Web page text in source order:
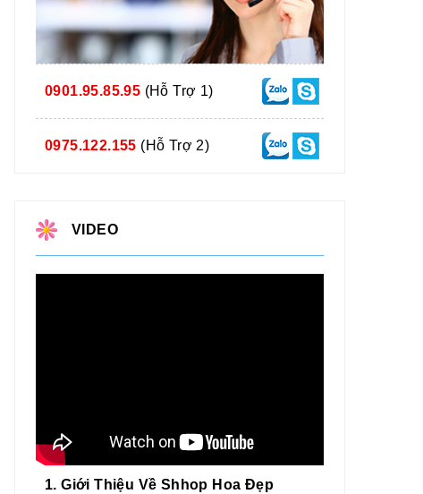
0901.95.85.95 (Hỗ Trợ 1)
0975.122.155 (Hỗ Trợ 2)
VIDEO
1. Giới Thiệu Về Shhop Hoa Đẹp